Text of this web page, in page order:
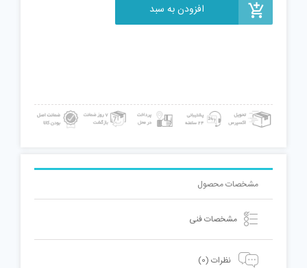
افزودن به سبد
مشخصات محصول
مشخصات فنی
نظرات (0)